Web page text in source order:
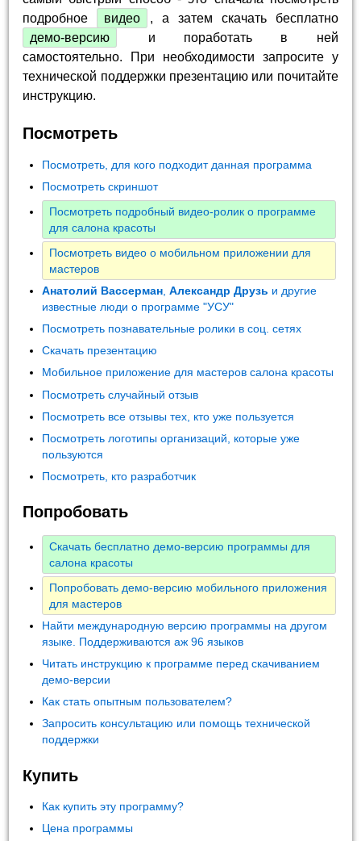
подробное
видео
, а затем скачать бесплатно
демо-версию
и поработать в ней
самостоятельно. При необходимости запросите у
технической поддержки презентацию или почитайте
инструкцию.
Посмотреть
Посмотреть, для кого подходит данная программа
Посмотреть скриншот
Посмотреть подробный видео-ролик о программе
для салона красоты
Посмотреть видео о мобильном приложении для
мастеров
Анатолий Вассерман ,Александр Друзь и другие
известные люди о программе "УСУ"
Посмотреть познавательные ролики в соц. сетях
Скачать презентацию
Мобильное приложение для мастеров салона красоты
Посмотреть случайный отзыв
Посмотреть все отзывы тех, кто уже пользуется
Посмотреть логотипы организаций, которые уже
пользуются
Посмотреть, кто разработчик
Попробовать
Скачать бесплатно демо-версию программы для
салона красоты
Попробовать демо-версию мобильного приложения
для мастеров
Найти международную версию программы на другом
языке. Поддерживаются аж 96 языков
Читать инструкцию к программе перед скачиванием
демо-версии
Как стать опытным пользователем?
Запросить консультацию или помощь технической
поддержки
Купить
Как купить эту программу?
Цена программы